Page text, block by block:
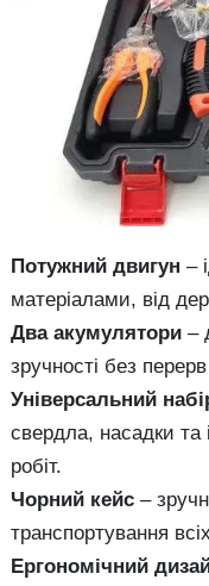
Потужний двигун –
матеріалами, від
Два акумулятори –
зручності без
Універсальний
свердла, насадки та
робіт.
Чорний кейс –
транспортування
Ергономічний